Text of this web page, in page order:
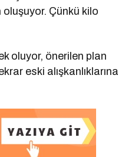
oluşuyor. Çünkü kilo
oluyor, önerilen plan
eski alışkanlıklarına